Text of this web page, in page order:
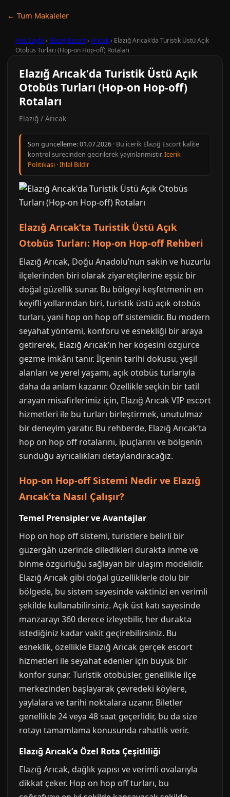
← Tum Makaleler
Ana Sayfa › Elazığ Escort› Arıcak› Elazığ Arıcak'da Turistik Üstü Açık
Otobüs Turları (Hop-on Hop-off) Rotaları
Elazığ Arıcak'da Turistik Üstü Açık
Otobüs Turları (Hop-on Hop-off)
Rotaları
Elazığ / Arıcak
Son guncelleme:01.07.2026 · Bu icerik Elazığ Escort kalite
kontrol surecinden gecirilerek yayinlanmistir.Icerik
Politikasi ·Ihlal Bildir
Elazığ Arıcak’ta Turistik Üstü Açık
Otobüs Turları: Hop-on Hop-off Rehberi
Elazığ Arıcak, Doğu Anadolu’nun sakin ve huzurlu
ilçelerinden biri olarak ziyaretçilerine eşsiz bir
doğal güzellik sunar. Bu bölgeyi keşfetmenin en
keyifli yollarından biri, turistik üstü açık otobüs
turları, yani hop on hop off sistemidir. Bu modern
seyahat yöntemi, konforu ve esnekliği bir araya
getirerek, Elazığ Arıcak’ın her köşesini özgürce
gezme imkânı tanır. İlçenin tarihi dokusu, yeşil
alanları ve yerel yaşamı, açık otobüs turlarıyla
daha da anlam kazanır. Özellikle seçkin bir tatil
arayan misafirlerimiz için, Elazığ Arıcak VIP escort
hizmetleri ile bu turları birleştirmek, unutulmaz
bir deneyim yaratır. Bu rehberde, Elazığ Arıcak’ta
hop on hop off rotalarını, ipuçlarını ve bölgenin
sunduğu ayrıcalıkları detaylandıracağız.
Hop-on Hop-off Sistemi Nedir ve Elazığ
Arıcak’ta Nasıl Çalışır?
Temel Prensipler ve Avantajlar
Hop on hop off sistemi, turistlere belirli bir
güzergâh üzerinde diledikleri durakta inme ve
binme özgürlüğü sağlayan bir ulaşım modelidir.
Elazığ Arıcak gibi doğal güzelliklerle dolu bir
bölgede, bu sistem sayesinde vaktinizi en verimli
şekilde kullanabilirsiniz. Açık üst katı sayesinde
manzarayı 360 derece izleyebilir, her durakta
istediğiniz kadar vakit geçirebilirsiniz. Bu
esneklik, özellikle Elazığ Arıcak gerçek escort
hizmetleri ile seyahat edenler için büyük bir
konfor sunar. Turistik otobüsler, genellikle ilçe
merkezinden başlayarak çevredeki köylere,
yaylalara ve tarihi noktalara uzanır. Biletler
genellikle 24 veya 48 saat geçerlidir, bu da size
rotayı tamamlama konusunda rahatlık verir.
Elazığ Arıcak’a Özel Rota Çeşitliliği
Elazığ Arıcak, dağlık yapısı ve verimli ovalarıyla
dikkat çeker. Hop on hop off turları, bu